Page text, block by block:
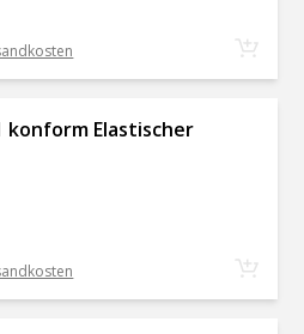
konform Elastischer